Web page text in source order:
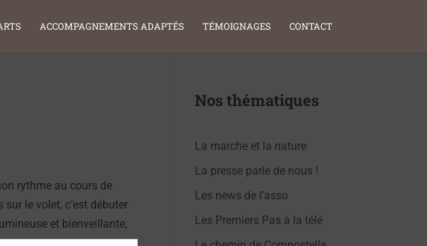
ACCOMPAGNEMENTS ADAPTÉS TÉMOIGNAGES CONTACT
rythme au cours de
le volet, c’est débuter
et bienveillante,
Nos thématiques
La marche et la nature
La presse parle de nous !
Les news de l’asso
Les Premiers Pas à la télé